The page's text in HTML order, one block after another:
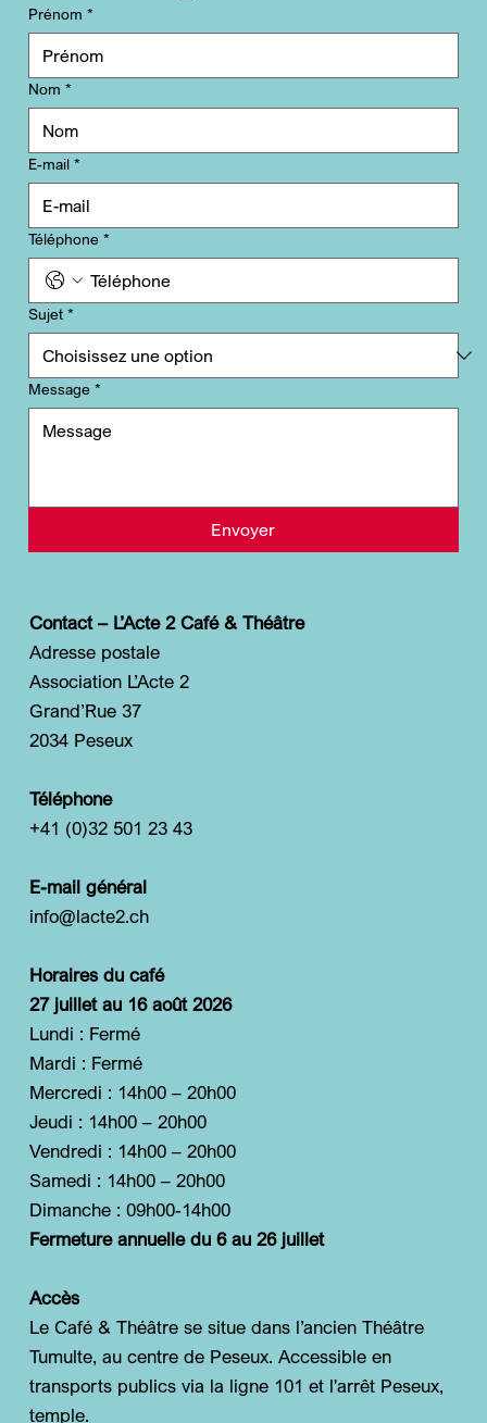
Contact – L’Acte 2 Café & Théâtre
Adresse postale
Association L’Acte 2
Grand’Rue 37
2034 Peseux
Téléphone
+41 (0)32 501 23 43
E-mail général
info@lacte2.ch
Horaires du café
27 juillet au 16 août 2026
Lundi : Fermé
Mardi : Fermé
Mercredi : 14h00 – 20h00
Jeudi : 14h00 – 20h00
Vendredi : 14h00 – 20h00
Samedi : 14h00 – 20h00
Dimanche : 09h00-14h00
Fermeture annuelle du 6 au 26 juillet
Accès
Le Café & Théâtre se situe dans l’ancien Théâtre
Tumulte, au centre de Peseux. Accessible en
transports publics via la ligne 101 et l'arrêt Peseux,
temple.
Prénom *
Nom *
E-mail *
Téléphone *
Sujet *
Message *
Envoyer